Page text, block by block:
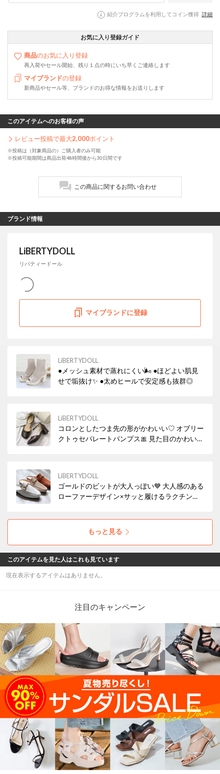
紹介プログラムを利用してコイン獲得 詳細
お気に入り登録ガイド
商品のお気に入り登録
再入荷やセール開始、残り１点の時にいち早くご連絡します
マイブランドの登録
新商品やセール等、ブランドのお得な情報をお送りします
このアイテムへのお客様の声
レビュー投稿で最大2,000ポイント
※投稿は（対象商品の）ご購入者のみ可能
※投稿可能期間は商品出荷48時間後から30日間です
この商品に関するお問い合わせ
ブランド情報
LiBERTYDOLL
リバティードール
マイブランドに登録
LiBERTYDOLL
●メッシュ素材で蒸れにくい🌬 ●ほどよい肌見
せで垢抜け✨ ●太めヒールで安定感も抜群◎
LiBERTYDOLL
コロンとしたつま先の形がかわいい♡ オブリー
クトゥセパレートパンプス🎀 見た目のかわいさ
LiBERTYDOLL
ゴールドのビットが大人っぽい💙 大人感のある
ローファーデザイン×サッと履けるラクチンさ
上品なデザインで通勤にも社内履きにもぴった
もっと見る
このアイテムを見た人はこれも見ています
現在表示するアイテムはありません。
注目のキャンペーン